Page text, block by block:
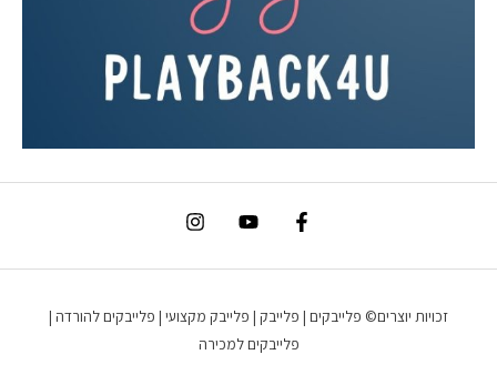
זכויות יוצרים© פלייבקים | פלייבק | פלייבק מקצועי | פלייבקים להורדה |
פלייבקים למכירה